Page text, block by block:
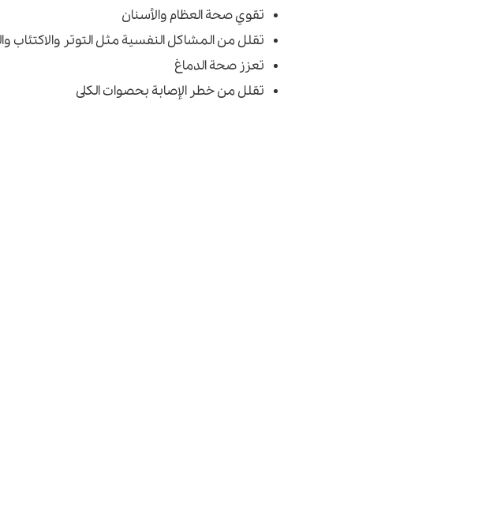
تقوي صحة العظام والأسنان
تقلل من المشاكل النفسية مثل التوتر والاكتئاب
تعزز صحة الدماغ
تقلل من خطر الإصابة بحصوات الكلى